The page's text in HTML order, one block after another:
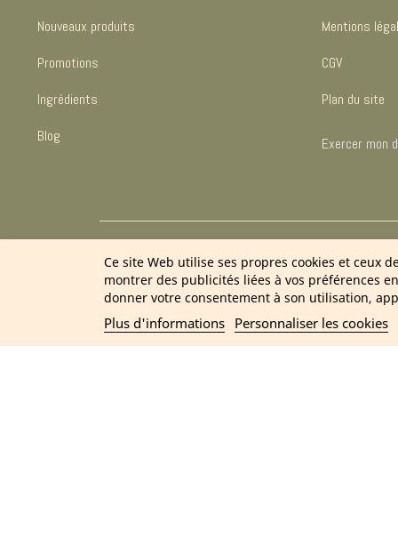
Nouveaux produits
Promotions
Ingrédients
Blog
Mentions
CGV
Plan du site
Exercer mon
Ce site Web utilise ses propres cookies et ceux
montrer des publicités liées à vos préférences
donner votre consentement à son utilisation,
Plus d'informations Personnaliser les cookies